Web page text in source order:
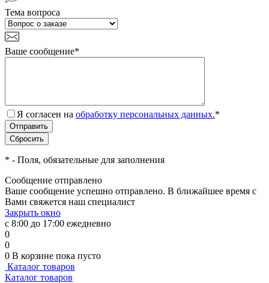
Тема вопроса
Ваше сообщение*
Я согласен на обработку персональных данных.*
* - Поля, обязательные для заполнения
Сообщение отправлено
Ваше сообщение успешно отправлено. В ближайшее время с
Вами свяжется наш специалист
Закрыть окно
с 8:00 до 17:00 ежедневно
0
0
0 В корзине пока пусто
Каталог товаров
Каталог товаров